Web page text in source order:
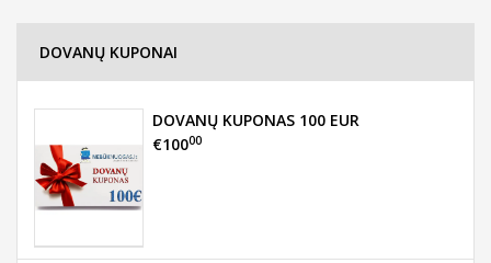
DOVANŲ KUPONAI
DOVANŲ KUPONAS 100 EUR
€10000